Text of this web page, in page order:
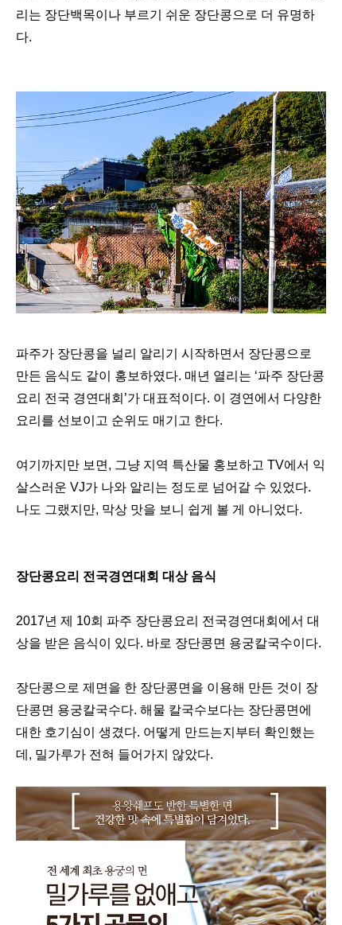
리는 장단백목이나 부르기 쉬운 장단콩으로 더 유명하
다.
파주가 장단콩을 널리 알리기 시작하면서 장단콩으로
만든 음식도 같이 홍보하였다. 매년 열리는 ‘파주 장단콩
요리 전국 경연대회’가 대표적이다. 이 경연에서 다양한
요리를 선보이고 순위도 매기고 한다.
여기까지만 보면, 그냥 지역 특산물 홍보하고 TV에서 익
살스러운 VJ가 나와 알리는 정도로 넘어갈 수 있었다.
나도 그랬지만, 막상 맛을 보니 쉽게 볼 게 아니었다.
장단콩요리 전국경연대회 대상 음식
2017년 제 10회 파주 장단콩요리 전국경연대회에서 대
상을 받은 음식이 있다. 바로 장단콩면 용궁칼국수이다.
장단콩으로 제면을 한 장단콩면을 이용해 만든 것이 장
단콩면 용궁칼국수다. 해물 칼국수보다는 장단콩면에
대한 호기심이 생겼다. 어떻게 만드는지부터 확인했는
데, 밀가루가 전혀 들어가지 않았다.